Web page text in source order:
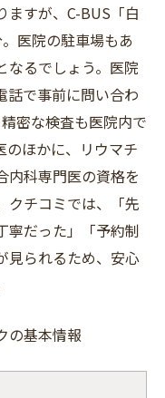
ますが、C-BUS「白
医院の駐車場もあ
なるでしょう。医院
話で事前に問い合わ
密な検査も医院内で
のほかに、リウマチ
内科専門医の資格を
クチコミでは、「先
寧だった」「予約制
見られるため、安心
の基本情報